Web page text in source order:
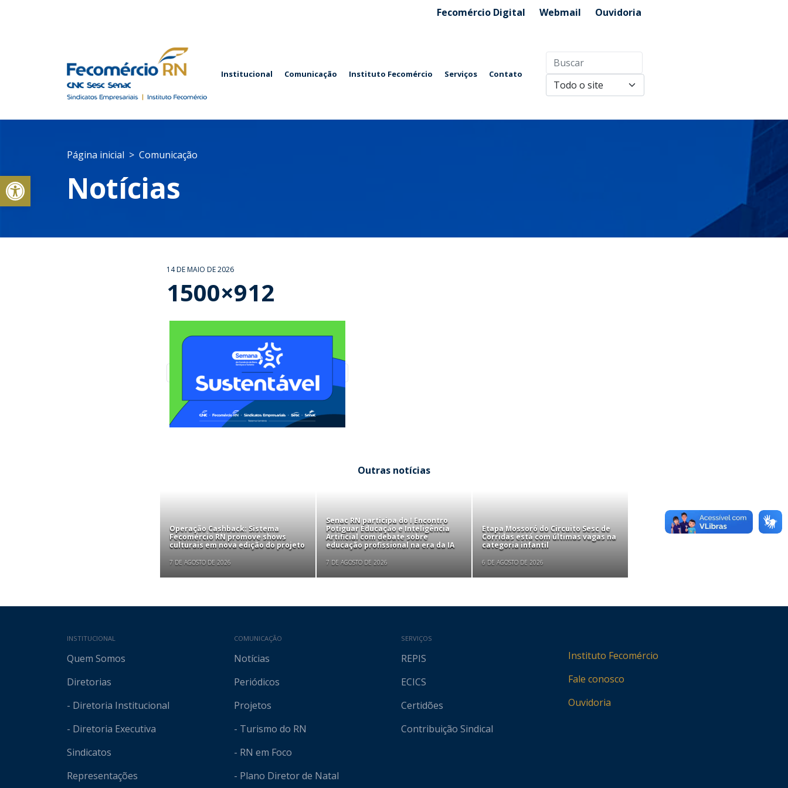
Abrir a barra de ferramentas
Fecomércio Digital Webmail Ouvidoria
Institucional Comunicação Instituto Fecomércio Serviços Contato
Página inicial Comunicação
Notícias
14 DE MAIO DE 2026
1500×912
Outras notícias
Operação Cashback: Sistema
Fecomércio RN promove shows
culturais em nova edição do projeto
7 DE AGOSTO DE 2026
Senac RN participa do I Encontro
Potiguar Educação e Inteligência
Artificial com debate sobre
educação profissional na era da IA
7 DE AGOSTO DE 2026
Etapa Mossoró do Circuito Sesc de
Corridas está com últimas vagas na
categoria infantil
6 DE AGOSTO DE 2026
Mapa do site
INSTITUCIONAL
Quem Somos
Diretorias
- Diretoria Institucional
- Diretoria Executiva
Sindicatos
Representações
COMUNICAÇÃO
Notícias
Periódicos
Projetos
- Turismo do RN
- RN em Foco
- Plano Diretor de Natal
SERVIÇOS
REPIS
ECICS
Certidões
Contribuição Sindical
Instituto Fecomércio
Fale conosco
Ouvidoria